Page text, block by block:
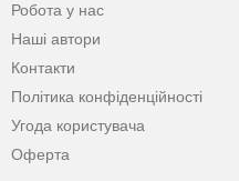
Робота у нас
Наші автори
Контакти
Політика конфіденційності
Угода користувача
Оферта